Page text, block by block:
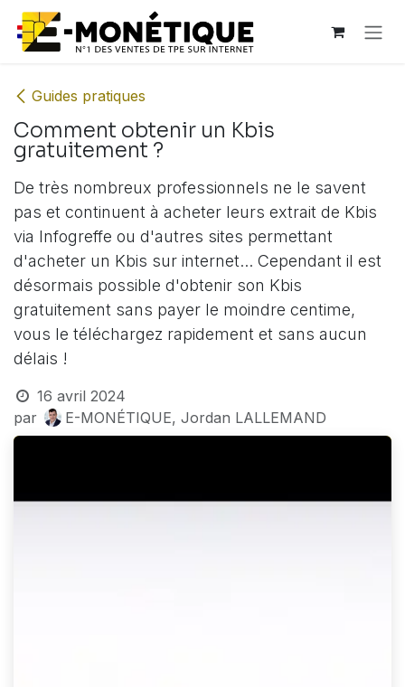
Se rendre au contenu
Guides pratiques
Comment obtenir un Kbis
gratuitement ?
De très nombreux professionnels ne le savent
pas et continuent à acheter leurs extrait de Kbis
via Infogreffe ou d'autres sites permettant
d'acheter un Kbis sur internet... Cependant il est
désormais possible d'obtenir son Kbis
gratuitement sans payer le moindre centime,
vous le téléchargez rapidement et sans aucun
délais !
16 avril 2024
par
E-MONÉTIQUE, Jordan LALLEMAND